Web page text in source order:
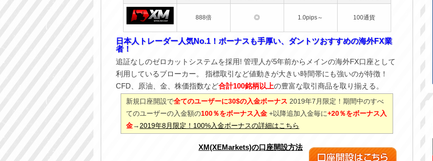
888倍 ◎ 1.0pips～ 100通貨
日本人トレーダー人気No.1！ボーナスも手厚い、ダントツおすすめの海外FX業
者！
追証なしのゼロカットシステムを採用! 管理人が5年前からメインの海外FX口座として
利用しているブローカー。 指標取引など値動きが大きい時間帯にも強いのが特徴！
CFD、原油、金、株価指数など合計100銘柄以上の豊富な取引商品を取り揃える。
新規口座開設で全てのユーザーに30$の入金ボーナス 2019年7月限定！期間中のすべ
てのユーザーの入金額の100％をボーナス入金 +以降追加入金毎に+20％をボーナス入
金→ 2019年8月限定！100%入金ボーナスの詳細はこちら
XM(XEMarkets)の口座開設方法